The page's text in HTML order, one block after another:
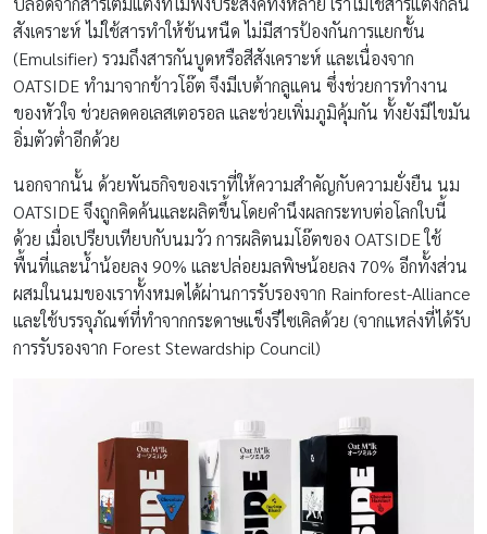
สังเคราะห์ ไม่ใช้สารทำให้ข้นหนืด ไม่มีสารป้องกันการแยกชั้น
(Emulsifier) รวมถึงสารกันบูดหรือสีสังเคราะห์ และเนื่องจาก
OATSIDE ทำมาจากข้าวโอ๊ต จึงมีเบต้ากลูแคน ซึ่งช่วยการทำงาน
ของหัวใจ ช่วยลดคอเลสเตอรอล และช่วยเพิ่มภูมิคุ้มกัน ทั้งยังมีไขมัน
อิ่มตัวต่ำอีกด้วย
นอกจากนั้น ด้วยพันธกิจของเราที่ให้ความสำคัญกับความยั่งยืน นม
OATSIDE จึงถูกคิดค้นและผลิตขึ้นโดยคำนึงผลกระทบต่อโลกใบนี้
ด้วย เมื่อเปรียบเทียบกับนมวัว การผลิตนมโอ๊ตของ OATSIDE ใช้
พื้นที่และน้ำน้อยลง 90% และปล่อยมลพิษน้อยลง 70% อีกทั้งส่วน
ผสมในนมของเราทั้งหมดได้ผ่านการรับรองจาก Rainforest-Alliance
และใช้บรรจุภัณฑ์ที่ทำจากกระดาษแข็งรีไซเคิลด้วย (จากแหล่งที่ได้รับ
การรับรองจาก Forest Stewardship Council)